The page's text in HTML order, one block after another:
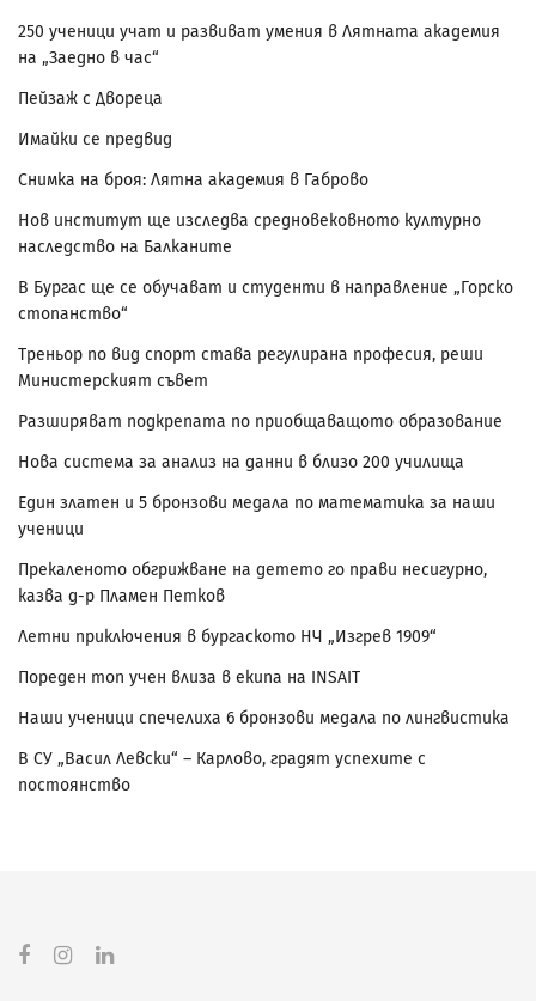
250 ученици учат и развиват умения в Лятната академия
на „Заедно в час“
Пейзаж с Двореца
Имайки се предвид
Снимка на броя: Лятна академия в Габрово
Нов институт ще изследва средновековното културно
наследство на Балканите
В Бургас ще се обучават и студенти в направление „Горско
стопанство“
Треньор по вид спорт става регулирана професия, реши
Министерският съвет
Разширяват подкрепата по приобщаващото образование
Нова система за анализ на данни в близо 200 училища
Един златен и 5 бронзови медала по математика за наши
ученици
Прекаленото обгрижване на детето го прави несигурно,
казва д-р Пламен Петков
Летни приключения в бургаското НЧ „Изгрев 1909“
Пореден топ учен влиза в екипа на INSAIT
Наши ученици спечелиха 6 бронзови медала по лингвистика
В СУ „Васил Левски“ – Карлово, градят успехите с
постоянство